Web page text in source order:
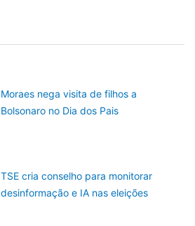
Moraes nega visita de filhos a
Bolsonaro no Dia dos Pais
TSE cria conselho para monitorar
desinformação e IA nas eleições